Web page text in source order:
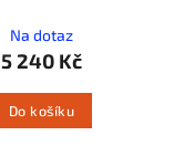
Na dotaz
5 240 Kč
Do košíku